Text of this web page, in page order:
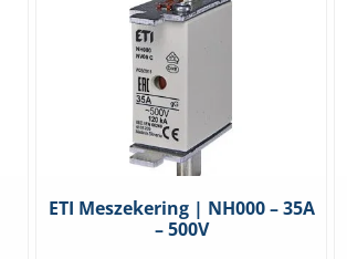
ETI Meszekering | NH000 – 35A
– 500V